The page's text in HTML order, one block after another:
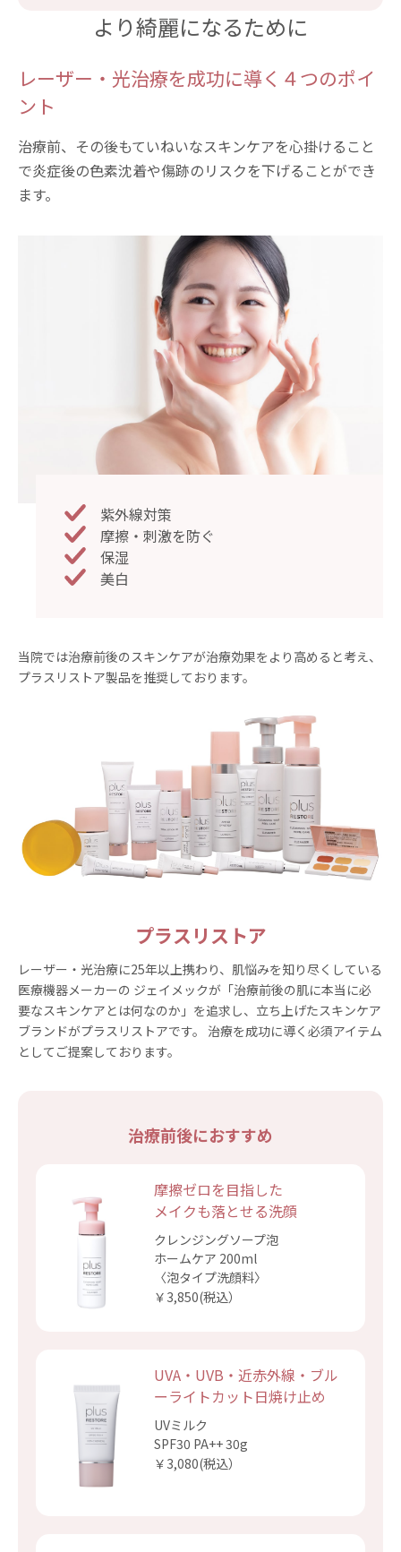
より綺麗になるために
レーザー・光治療を成功に導く４つのポイ
ント
治療前、その後もていねいなスキンケアを心掛けること
で炎症後の色素沈着や傷跡のリスクを下げることができ
ます。
紫外線対策
摩擦・刺激を防ぐ
保湿
美白
当院では治療前後のスキンケアが治療効果をより高めると考え、
プラスリストア製品を推奨しております。
プラスリストア
レーザー・光治療に25年以上携わり、肌悩みを知り尽くしている
医療機器メーカーの ジェイメックが「治療前後の肌に本当に必
要なスキンケアとは何なのか」を追求し、立ち上げたスキンケア
ブランドがプラスリストアです。 治療を成功に導く必須アイテム
としてご提案しております。
治療前後におすすめ
摩擦ゼロを目指した
メイクも落とせる洗顔
クレンジングソープ泡
ホームケア 200ml
〈泡タイプ洗顔料〉
￥3,850(税込）
UVA・UVB・近赤外線・ ブル
ーライトカット日焼け止め
UVミルク
SPF30 PA++ 30g
￥3,080(税込）